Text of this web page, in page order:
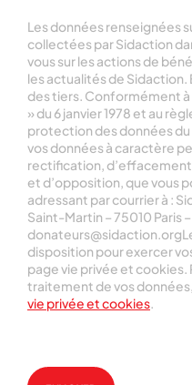
Les données renseignées
collectées par Sidaction
vous sur les actions de
les actualités de Sidaction.
des tiers. Conformément
» du 6 janvier 1978 et au
protection des données du
vos données à caractère
rectification,
et d’opposition, que vous
adressant par courrier à :
Saint-Martin – 75010 Paris
disposition pour exercer
page vie privée et cookies.
traitement de vos
vie privée et cookies.